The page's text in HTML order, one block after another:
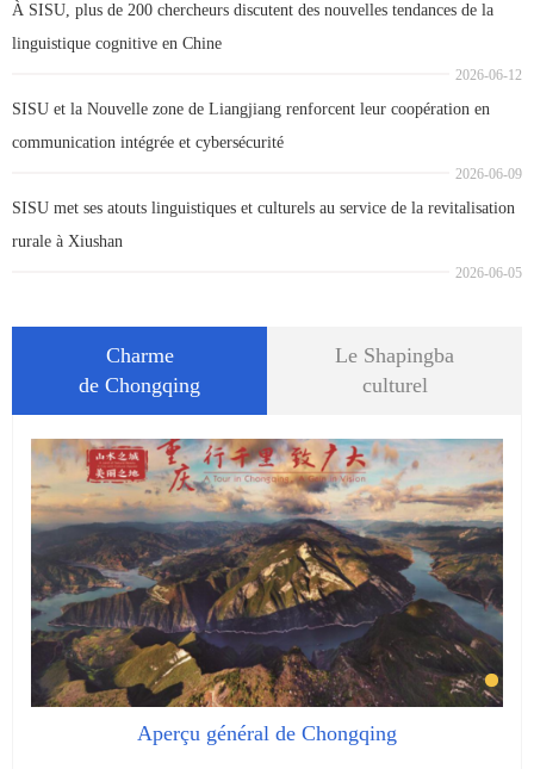
À SISU, plus de 200 chercheurs discutent des nouvelles tendances de la
linguistique cognitive en Chine
2026-06-12
SISU et la Nouvelle zone de Liangjiang renforcent leur coopération en
communication intégrée et cybersécurité
2026-06-09
SISU met ses atouts linguistiques et culturels au service de la revitalisation
rurale à Xiushan
2026-06-05
Charme
de Chongqing
Le Shapingba
culturel
Aperçu général de Chongqing